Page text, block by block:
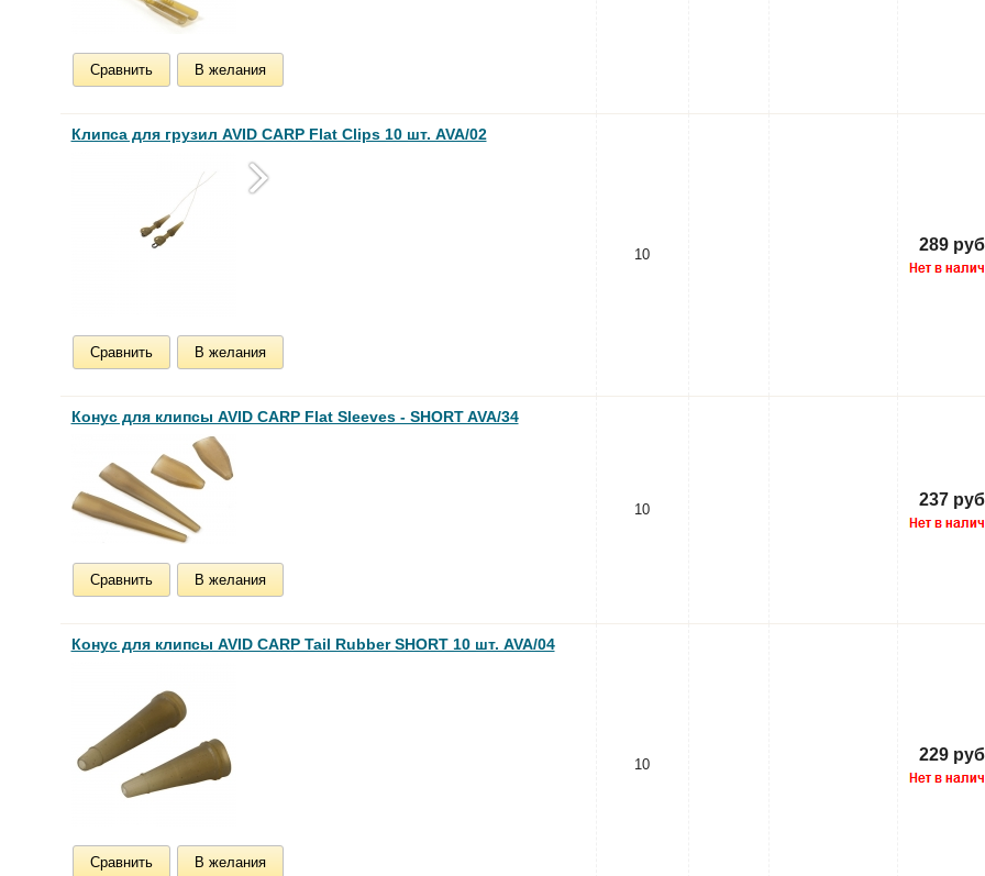
Сравнить В желания
Клипса для грузил AVID CARP Flat Clips 10 шт. AVA/02
Сравнить В желания
10
289
Конус для клипсы AVID CARP Flat Sleeves - SHORT AVA/34
Сравнить В желания
10
237
Конус для клипсы AVID CARP Tail Rubber SHORT 10 шт. AVA/04
Сравнить В желания
10
229